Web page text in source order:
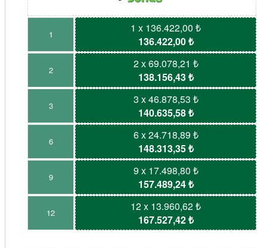
1
1 x 136.422,00 ₺
136.422,00 ₺
2
2 x 69.078,21 ₺
138.156,43 ₺
3
3 x 46.878,53 ₺
140.635,58 ₺
6
6 x 24.718,89 ₺
148.313,35 ₺
9
9 x 17.498,80 ₺
157.489,24 ₺
12
12 x 13.960,62 ₺
167.527,42 ₺